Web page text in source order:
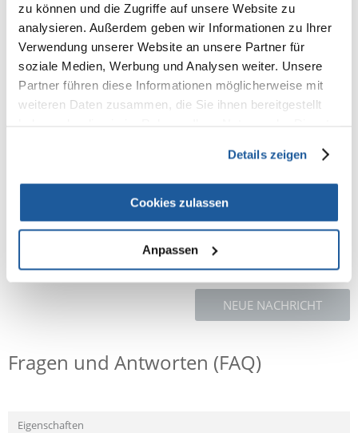
zu können und die Zugriffe auf unsere Website zu
analysieren. Außerdem geben wir Informationen zu Ihrer
Verwendung unserer Website an unsere Partner für
soziale Medien, Werbung und Analysen weiter. Unsere
Partner führen diese Informationen möglicherweise mit
weiteren Daten zusammen, die Sie ihnen bereitgestellt
Details zeigen
Cookies zulassen
Anpassen
Mini Mover Strategiespiel
auch für kleine Hunde geeignet
anspruchsvolles Brettspiel für Profis: durch Öffnen der Schubfächer
mithilfe der Schlaufen bzw. abwechselndes Bewegen der Kegel und
Schieber gelangt der Hund an seine Belohnung
Brettspiel mit 2 Kegeln sowie diversen kleinen Vertiefungen und
rutschfest durch Gummifüße
inkl. Anleitung mit Tipps und Tricks für das optimale Training
Maße: 25 × 20 cm
NEUE NACHRICHT
Fragen und Antworten (FAQ)
Eigenschaften